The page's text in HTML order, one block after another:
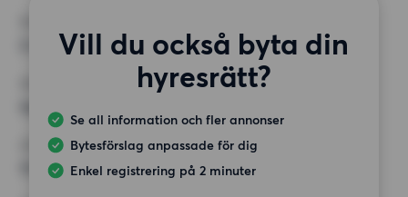
Vill du också byta din
hyresrätt?
Se all information och fler annonser
Bytesförslag anpassade för dig
Enkel registrering på 2 minuter
MINST ANTAL KVADRATMETER
HÖGSTA HYRA
11 000 kr